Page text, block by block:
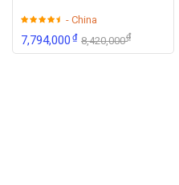
- China
7,794,000₫ 8,420,000₫